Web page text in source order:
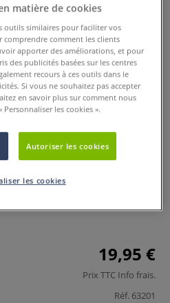
spéciale
pour linogravure sur tissu.
à base d'eau, mélangeables et
au lavage.
19,95 €
Prix TTC Info frais.
Réf. 63201
matière de cookies
outils similaires pour faciliter vos
comprendre comment les clients
apporter des améliorations, et pour
des publicités basées sur les centres
recours à ces outils dans le
Si vous ne souhaitez pas accepter
en savoir plus sur comment nous
les cookies ».
Autoriser les cookies
les cookies